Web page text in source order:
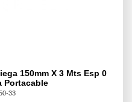
150mm X 3 Mts Esp 0
Portacable
33